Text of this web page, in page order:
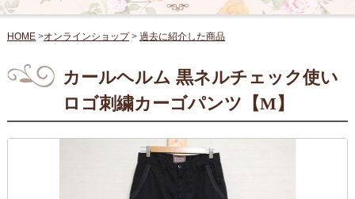
HOME>オンラインショップ> 過去に紹介した商品
カールヘルム 黒ネルチェック使い
ロゴ刺繍カーゴパンツ【M】